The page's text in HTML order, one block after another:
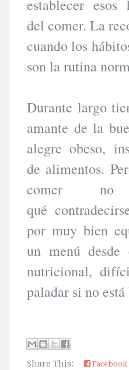
establecer esos
del comer. La
cuando los
son la rutina
Durante largo
amante de la
alegre obeso,
de alimentos.
comer
qué
por muy bien
un menú
nutricional,
paladar si no
Share This: Facebook